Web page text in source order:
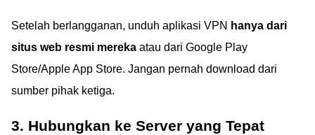
Setelah berlangganan, unduh aplikasi VPN hanya dari
situs web resmi mereka atau dari Google Play
Store/Apple App Store. Jangan pernah download dari
sumber pihak ketiga.
3. Hubungkan ke Server yang Tepat